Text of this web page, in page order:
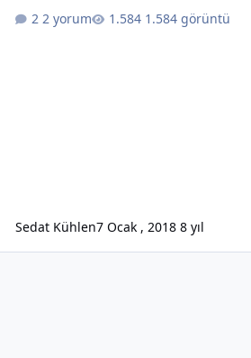
2 yorum
1.584 görüntü
Sedat Kühlen7 Ocak , 2018 8 yıl